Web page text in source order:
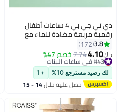
دي تي جي بي 4 ساعات أطفال
رقمية مربعة مضادة للماء مع
أنماط كرتونية مطبوعة عليها
3.8
172
د.ك‏4.10
7.74خصم 47% #43 في ساعات البنات
أقل سعر في 30 يوم
#43 في ساعات البنات
لك رصيد مسترجع 10% + 1
احصل عليه خلال 14 - 15